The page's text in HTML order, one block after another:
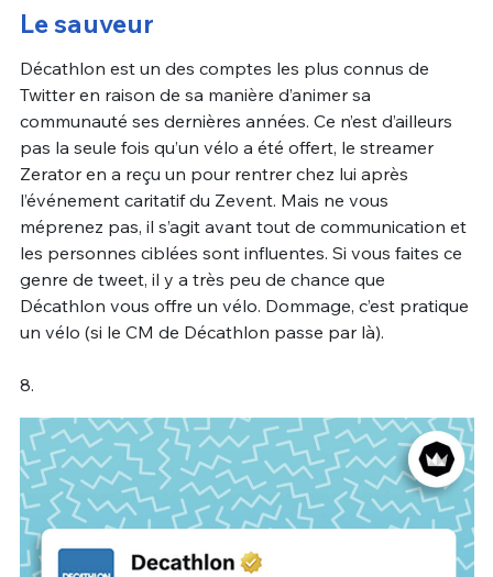
Le sauveur
Décathlon est un des comptes les plus connus de
Twitter en raison de sa manière d’animer sa
communauté ses dernières années. Ce n’est d’ailleurs
pas la seule fois qu’un vélo a été offert, le streamer
Zerator en a reçu un pour rentrer chez lui après
l’événement caritatif du Zevent. Mais ne vous
méprenez pas, il s’agit avant tout de communication et
les personnes ciblées sont influentes. Si vous faites ce
genre de tweet, il y a très peu de chance que
Décathlon vous offre un vélo. Dommage, c’est pratique
un vélo (si le CM de Décathlon passe par là).
8.